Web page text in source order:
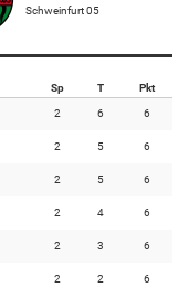
Schweinfurt 05
Sp T Pkt
2 6 6
2 5 6
2 5 6
2 4 6
2 3 6
2 2 6